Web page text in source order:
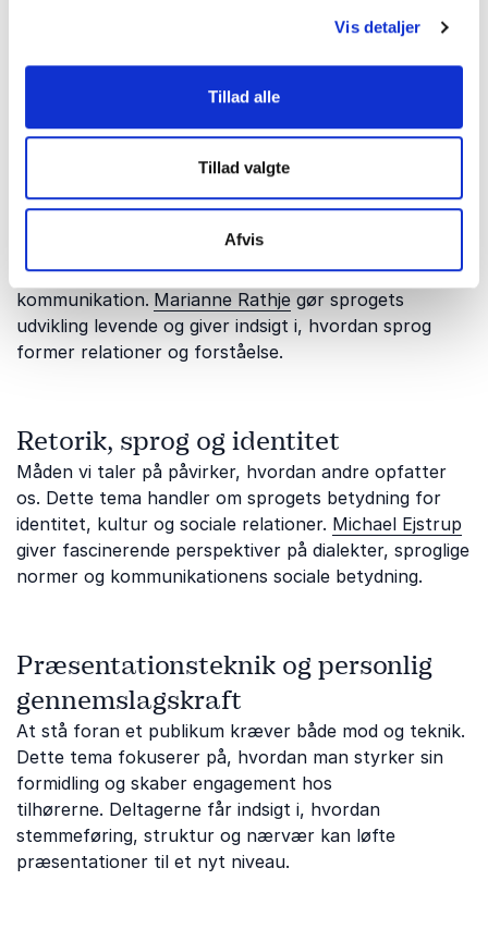
Vis detaljer
Tillad alle
Tillad valgte
Afvis
hvordan ærlige budskaber skaber stærkere
relationer.
Sprogets udvikling og moderne
kommunikation
generationer kommunikerer forskelligt. Dette tema
udforsker sproglige tendenser og deres betydning for
kommunikation. Marianne Rathje gør sprogets
udvikling levende og giver indsigt i, hvordan sprog
former relationer og forståelse.
Retorik, sprog og identitet
Måden vi taler på påvirker, hvordan andre opfatter
os. Dette tema handler om sprogets betydning for
identitet, kultur og sociale relationer. Michael Ejstrup
giver fascinerende perspektiver på dialekter, sproglige
normer og kommunikationens sociale betydning.
Præsentationsteknik og personlig
gennemslagskraft
At stå foran et publikum kræver både mod og teknik.
Dette tema fokuserer på, hvordan man styrker sin
formidling og skaber engagement hos
tilhørerne. Deltagerne får indsigt i, hvordan
stemmeføring, struktur og nærvær kan løfte
præsentationer til et nyt niveau.